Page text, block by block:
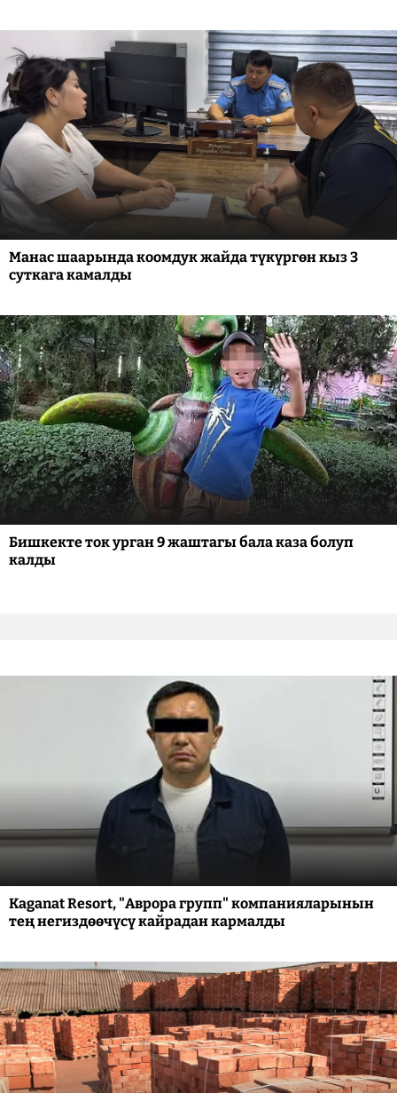
Манас шаарында коомдук жайда түкүргөн кыз 3
суткага камалды
Бишкекте ток урган 9 жаштагы бала каза болуп
калды
Kaganat Resort, "Аврора групп" компанияларынын
тең негиздөөчүсү кайрадан кармалды